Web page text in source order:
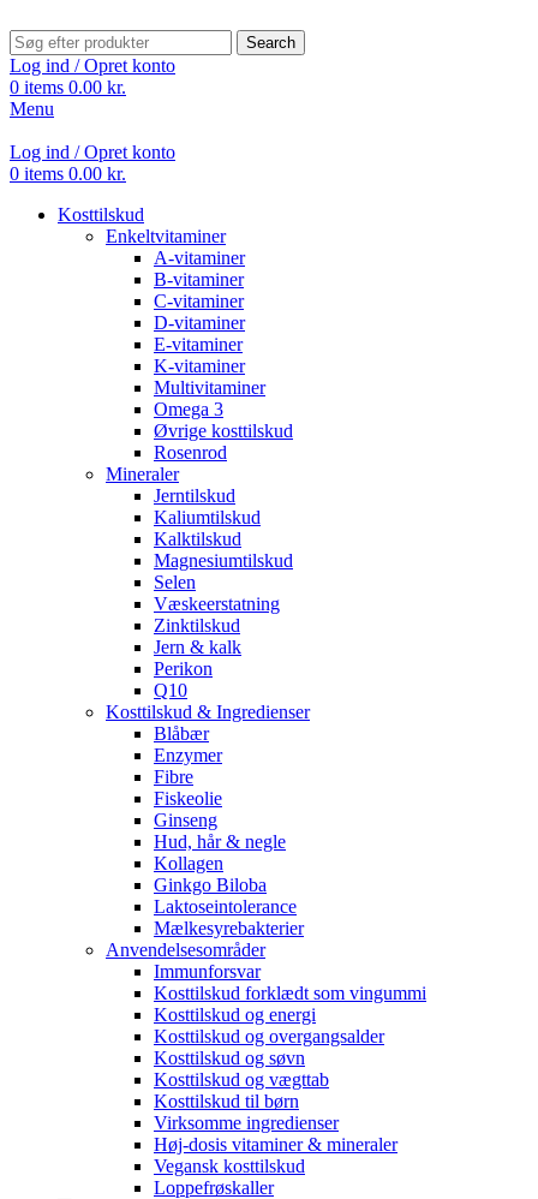
Search
Log ind / Opret konto
0 items 0.00 kr.
Menu
Log ind / Opret konto
0 items 0.00 kr.
Kosttilskud
Enkeltvitaminer
A-vitaminer
B-vitaminer
C-vitaminer
D-vitaminer
E-vitaminer
K-vitaminer
Multivitaminer
Omega 3
Øvrige kosttilskud
Rosenrod
Mineraler
Jerntilskud
Kaliumtilskud
Kalktilskud
Magnesiumtilskud
Selen
Væskeerstatning
Zinktilskud
Jern & kalk
Perikon
Q10
Kosttilskud & Ingredienser
Blåbær
Enzymer
Fibre
Fiskeolie
Ginseng
Hud, hår & negle
Kollagen
Ginkgo Biloba
Laktoseintolerance
Mælkesyrebakterier
Anvendelsesområder
Immunforsvar
Kosttilskud forklædt som vingummi
Kosttilskud og energi
Kosttilskud og overgangsalder
Kosttilskud og søvn
Kosttilskud og vægttab
Kosttilskud til børn
Virksomme ingredienser
Høj-dosis vitaminer & mineraler
Vegansk kosttilskud
Loppefrøskaller